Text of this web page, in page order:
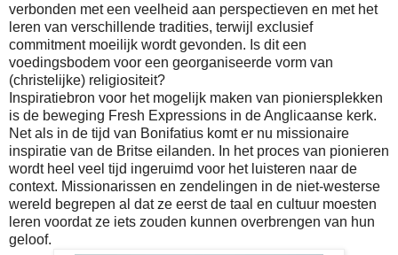
verbonden met een veelheid aan perspectieven en met het
leren van verschillende tradities, terwijl exclusief
commitment moeilijk wordt gevonden. Is dit een
voedingsbodem voor een georganiseerde vorm van
(christelijke) religiositeit?
Inspiratiebron voor het mogelijk maken van pioniersplekken
is de beweging Fresh Expressions in de Anglicaanse kerk.
Net als in de tijd van Bonifatius komt er nu missionaire
inspiratie van de Britse eilanden. In het proces van pionieren
wordt heel veel tijd ingeruimd voor het luisteren naar de
context. Missionarissen en zendelingen in de niet-westerse
wereld begrepen al dat ze eerst de taal en cultuur moesten
leren voordat ze iets zouden kunnen overbrengen van hun
geloof.